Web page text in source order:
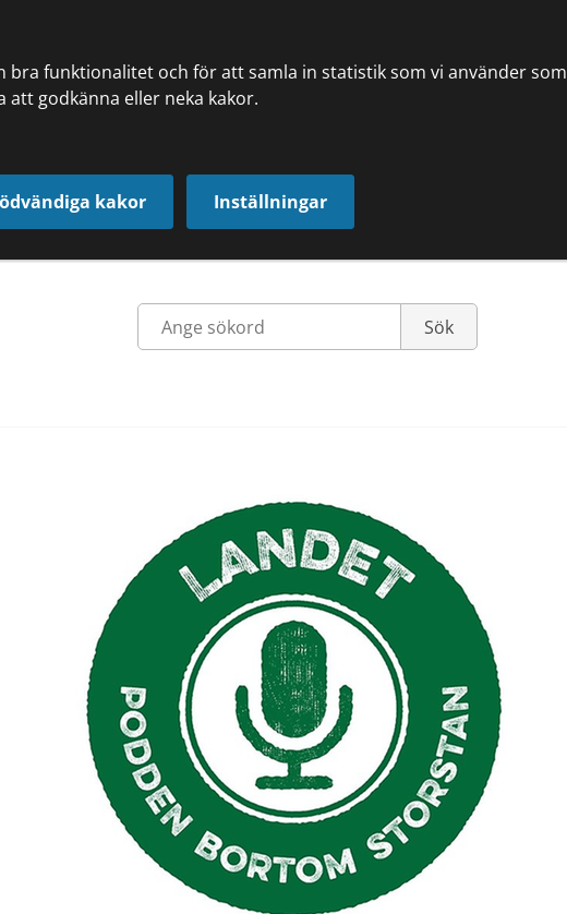
bra funktionalitet och för att samla in statistik som vi använder som
godkänna eller neka kakor.
kakor Inställningar